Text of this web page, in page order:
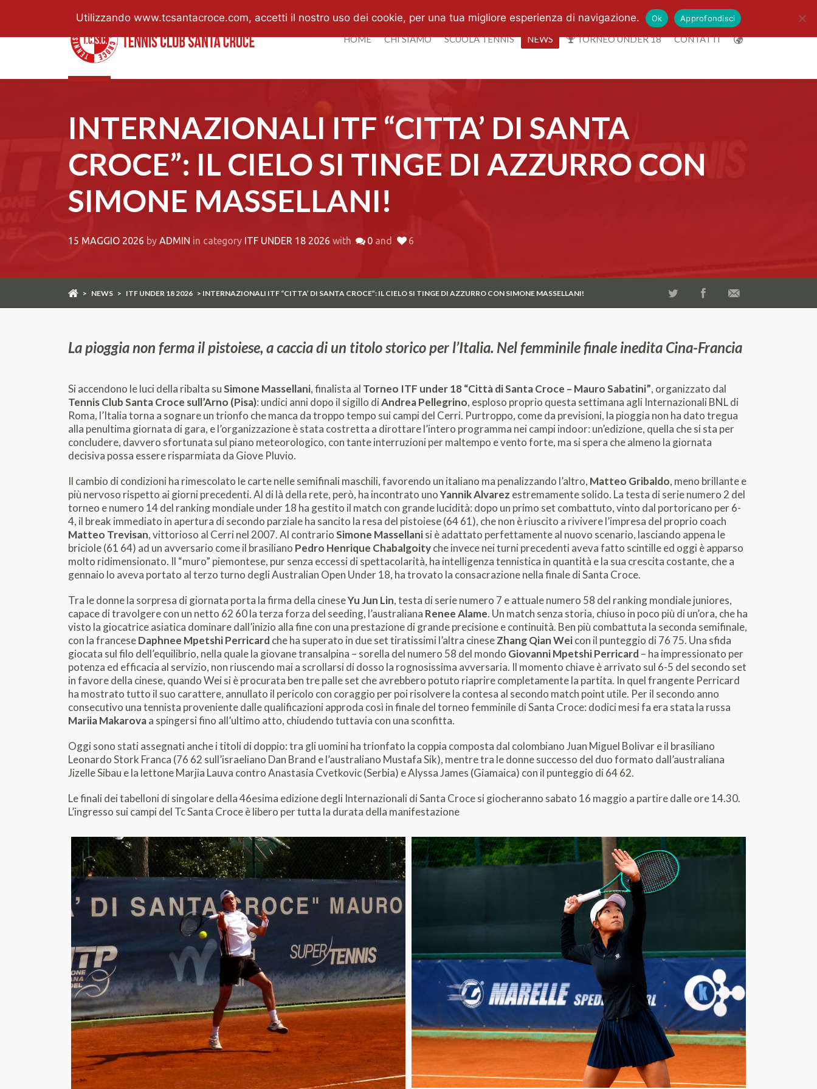
HOME CHI SIAMO SCUOLA TENNIS NEWS TORNEO UNDER 18 CONTATTI
INTERNAZIONALI ITF “CITTA’ DI SANTA
CROCE”: IL CIELO SI TINGE DI AZZURRO CON
SIMONE MASSELLANI!
15 MAGGIO 2026 by ADMIN in category ITF UNDER 18 2026 with 0 and 6
> NEWS > ITF UNDER 18 2026 > INTERNAZIONALI ITF “CITTA’ DI SANTA CROCE”: IL CIELO SI TINGE DI AZZURRO CON SIMONE MASSELLANI!
La pioggia non ferma il pistoiese, a caccia di un titolo storico per l’Italia. Nel femminile finale inedita Cina-Francia
Si accendono le luci della ribalta suSimone Massellani, finalista al Torneo ITF under 18 “Città di Santa Croce – Mauro Sabatini”, organizzato dal
Tennis Club Santa Croce sull’Arno (Pisa): undici anni dopo il sigillo diAndrea Pellegrino, esploso proprio questa settimana agli Internazionali BNL di
Roma, l’Italia torna a sognare un trionfo che manca da troppo tempo sui campi del Cerri. Purtroppo, come da previsioni, la pioggia non ha dato tregua
alla penultima giornata di gara, e l’organizzazione è stata costretta a dirottare l’intero programma nei campi indoor: un’edizione, quella che si sta per
concludere, davvero sfortunata sul piano meteorologico, con tante interruzioni per maltempo e vento forte, ma si spera che almeno la giornata
decisiva possa essere risparmiata da Giove Pluvio.
Il cambio di condizioni ha rimescolato le carte nelle semifinali maschili, favorendo un italiano ma penalizzando l’altro, Matteo Gribaldo, meno brillante e
più nervoso rispetto ai giorni precedenti. Al di là della rete, però, ha incontrato unoYannik Alvarez estremamente solido. La testa di serie numero 2 del
torneo e numero 14 del ranking mondiale under 18 ha gestito il match con grande lucidità: dopo un primo set combattuto, vinto dal portoricano per 6-
4, il break immediato in apertura di secondo parziale ha sancito la resa del pistoiese (64 61), che non è riuscito a rivivere l’impresa del proprio coach
Matteo Trevisan, vittorioso al Cerri nel 2007. Al contrarioSimone Massellanisi è adattato perfettamente al nuovo scenario, lasciando appena le
briciole (61 64) ad un avversario come il brasiliano Pedro Henrique Chabalgoityche invece nei turni precedenti aveva fatto scintille ed oggi è apparso
molto ridimensionato. Il “muro” piemontese, pur senza eccessi di spettacolarità, ha intelligenza tennistica in quantità e la sua crescita costante, che a
gennaio lo aveva portato al terzo turno degli Australian Open Under 18, ha trovato la consacrazione nella finale di Santa Croce.
Tra le donne la sorpresa di giornata porta la firma della cineseYu Jun Lin, testa di serie numero 7 e attuale numero 58 del ranking mondiale juniores,
capace di travolgere con un netto 62 60 la terza forza del seeding, l’australiana Renee Alame. Un match senza storia, chiuso in poco più di un’ora, che ha
visto la giocatrice asiatica dominare dall’inizio alla fine con una prestazione di grande precisione e continuità. Ben più combattuta la seconda semifinale,
con la franceseDaphnee Mpetshi Perricard che ha superato in due set tiratissimi l’altra cineseZhang Qian Weicon il punteggio di 76 75. Una sfida
giocata sul filo dell’equilibrio, nella quale la giovane transalpina – sorella del numero 58 del mondo Giovanni Mpetshi Perricard – ha impressionato per
potenza ed efficacia al servizio, non riuscendo mai a scrollarsi di dosso la rognosissima avversaria. Il momento chiave è arrivato sul 6-5 del secondo set
in favore della cinese, quando Wei si è procurata ben tre palle set che avrebbero potuto riaprire completamente la partita. In quel frangente Perricard
ha mostrato tutto il suo carattere, annullato il pericolo con coraggio per poi risolvere la contesa al secondo match point utile. Per il secondo anno
consecutivo una tennista proveniente dalle qualificazioni approda così in finale del torneo femminile di Santa Croce: dodici mesi fa era stata la russa
Mariia Makarovaa spingersi fino all’ultimo atto, chiudendo tuttavia con una sconfitta.
Oggi sono stati assegnati anche i titoli di doppio: tra gli uomini ha trionfato la coppia composta dal colombiano Juan Miguel Bolivar e il brasiliano
Leonardo Stork Franca (76 62 sull’israeliano Dan Brand e l’australiano Mustafa Sik), mentre tra le donne successo del duo formato dall’australiana
Jizelle Sibau e la lettone Marjia Lauva contro Anastasia Cvetkovic (Serbia) e Alyssa James (Giamaica) con il punteggio di 64 62.
Le finali dei tabelloni di singolare della 46esima edizione degli Internazionali di Santa Croce si giocheranno sabato 16 maggio a partire dalle ore 14.30.
L’ingresso sui campi del Tc Santa Croce è libero per tutta la durata della manifestazione
Utilizzando www.tcsantacroce.com, accetti il nostro uso dei cookie, per una tua migliore esperienza di navigazione. Ok Approfondisci